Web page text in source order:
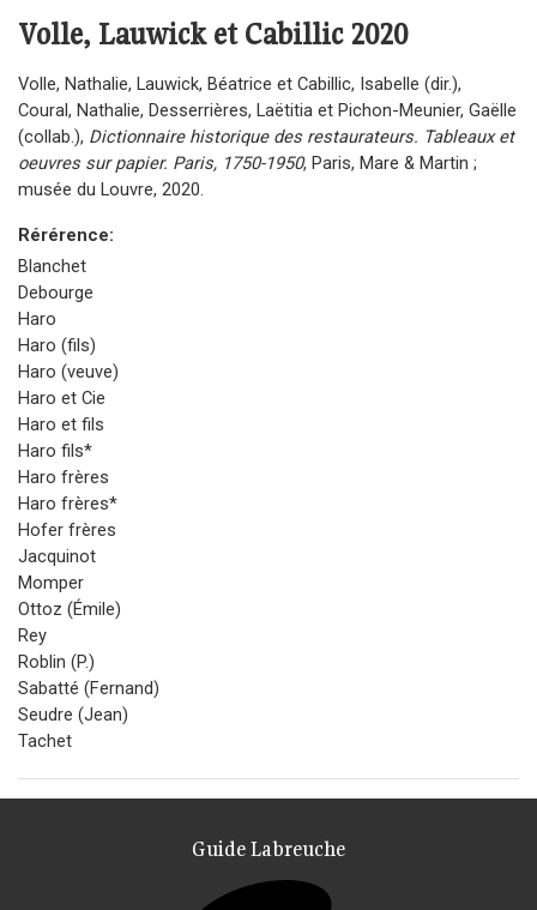
Volle, Lauwick et Cabillic2020
Volle, Nathalie, Lauwick, Béatrice et Cabillic, Isabelle (dir.),
Coural, Nathalie, Desserrières, Laëtitia et Pichon-Meunier, Gaëlle
(collab.), Dictionnaire historique des restaurateurs. Tableaux et
oeuvres sur papier. Paris, 1750-1950, Paris, Mare & Martin ;
musée du Louvre, 2020.
Rérérence:
Blanchet
Debourge
Haro
Haro (fils)
Haro (veuve)
Haro et Cie
Haro et fils
Haro fils*
Haro frères
Haro frères*
Hofer frères
Jacquinot
Momper
Ottoz (Émile)
Rey
Roblin (P.)
Sabatté (Fernand)
Seudre (Jean)
Tachet
Guide Labreuche